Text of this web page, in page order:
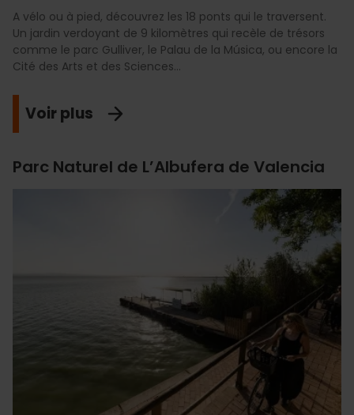
A vélo ou à pied, découvrez les 18 ponts qui le traversent.
Un jardin verdoyant de 9 kilomètres qui recèle de trésors
comme le parc Gulliver, le Palau de la Música, ou encore la
Cité des Arts et des Sciences...
Voir plus
Parc Naturel de L’Albufera de Valencia